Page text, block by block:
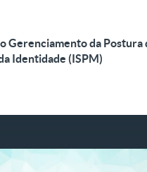
Gerenciamento da Postura
Identidade (ISPM)